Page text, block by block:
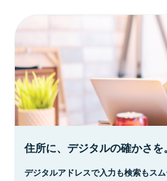
住所に、デジタルの確かさを。
デジタルアドレスで入力も検索もスム